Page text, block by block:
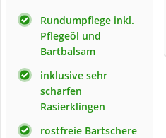
Rundumpflege inkl.
Pflegeöl und
Bartbalsam
inklusive sehr
scharfen
Rasierklingen
rostfreie Bartschere